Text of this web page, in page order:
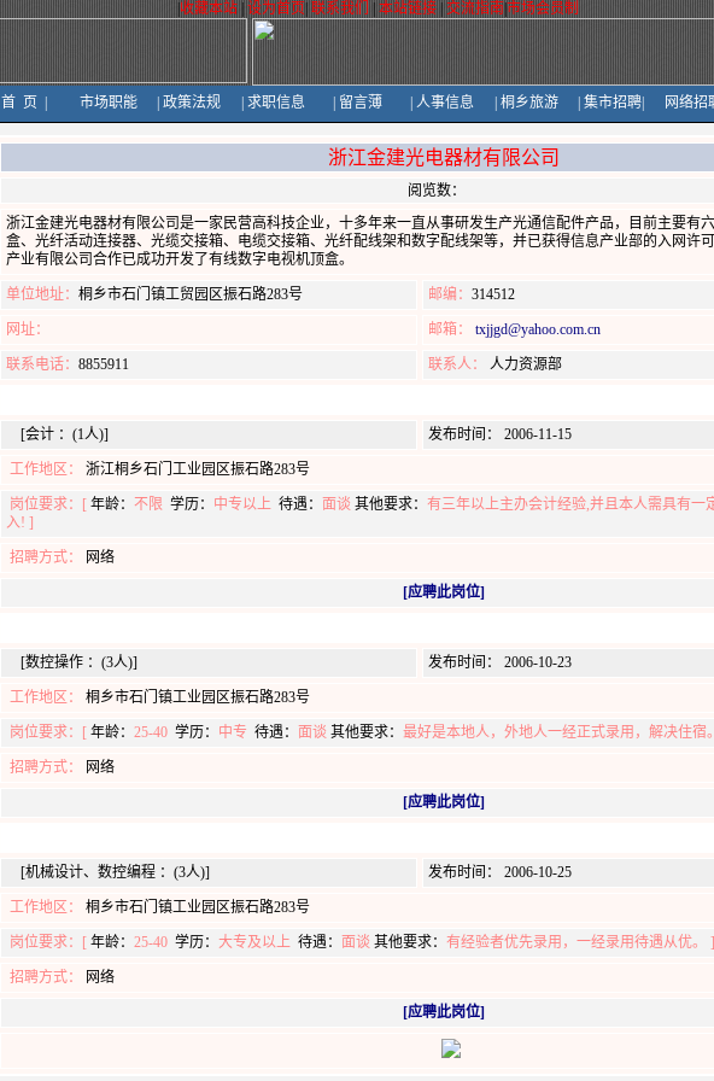
收藏本站 设为首页 联系我们 本站链接 交流指南 市场会员制
首 页 市场职能 政策法规 求职信息 留言薄 人事信息 桐乡旅游 集市招聘 网络招
浙江金建光电器材有限公司
阅览数：
浙江金建光电器材有限公司是一家民营高科技企业，十多年来一直从事研发生产光通信配件产品，目前主要有
盒、光纤活动连接器、光缆交接箱、电缆交接箱、光纤配线架和数字配线架等，并已获得信息产业部的入网许
产业有限公司合作已成功开发了有线数字电视机顶盒。
单位地址： 桐乡市石门镇工贸园区振石路283号 邮编： 314512
网址： 邮箱： txjjgd@yahoo.com.cn
联系电话： 8855911 联系人： 人力资源部
[会计 ：(1人)] 发布时间： 2006-11-15
工作地区： 浙江桐乡石门工业园区振石路283号
岗位要求：[ 年龄： 不限 学历： 中专以上 待遇： 面谈 其他要求： 有三年以上主办会计经验,并且本人需具有一
入! ]
招聘方式： 网络
[应聘此岗位]
[数控操作 ：(3人)] 发布时间： 2006-10-23
工作地区： 桐乡市石门镇工业园区振石路283号
岗位要求：[ 年龄： 25-40 学历： 中专 待遇： 面谈 其他要求： 最好是本地人，外地人一经正式录用，解决住宿
招聘方式： 网络
[应聘此岗位]
[机械设计、数控编程 ：(3人)] 发布时间： 2006-10-25
工作地区： 桐乡市石门镇工业园区振石路283号
岗位要求：[ 年龄： 25-40 学历： 大专及以上 待遇： 面谈 其他要求： 有经验者优先录用，一经录用待遇从优。 ]
招聘方式： 网络
[应聘此岗位]